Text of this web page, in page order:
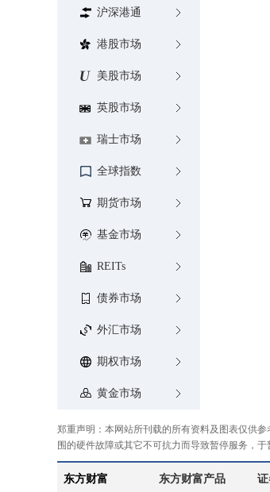
沪深港通
港股市场
美股市场
英股市场
瑞士市场
全球指数
期货市场
基金市场
REITs
债券市场
外汇市场
期权市场
黄金市场
郑重声明：本网站所刊载的所有资料及图表仅供
围的硬件故障或其它不可抗力而导致暂停服务，
东方财富 东方财富产品